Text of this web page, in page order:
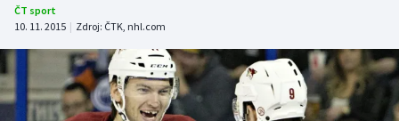
Atletika
Cyklistika
DALŠÍ SPORTY
ČT sport
10. 11. 2015 | Zdroj: ČTK, nhl.com